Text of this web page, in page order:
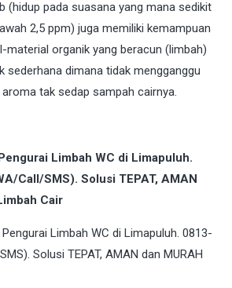
(hidup pada suasana yang mana sedikit
2,5 ppm) juga memiliki kemampuan
material organik yang beracun (limbah)
sederhana dimana tidak mengganggu
tak sedap sampah cairnya.
Limbah WC di Limapuluh.
Call/SMS). Solusi TEPAT, AMAN
Cair